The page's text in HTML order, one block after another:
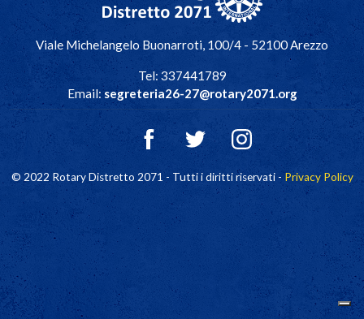
Viale Michelangelo Buonarroti, 100/4 - 52100 Arezzo
Tel: 337441789
Email:segreteria26-27@rotary2071.org
© 2022 Rotary Distretto 2071 - Tutti i diritti riservati - Privacy Policy